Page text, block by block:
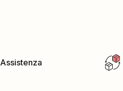
Assistenza